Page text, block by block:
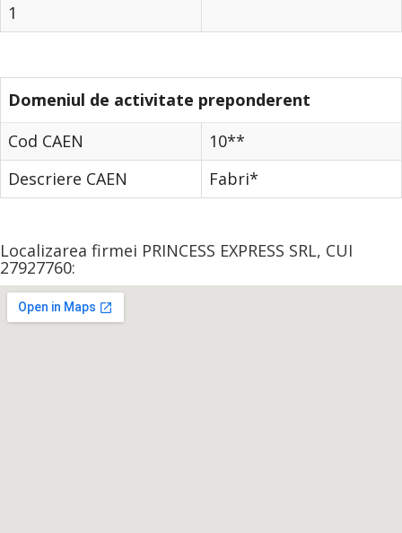
1
Domeniul de activitate preponderent
Cod CAEN
10**
Descriere CAEN
Fabri*
Localizarea firmei PRINCESS EXPRESS SRL, CUI
27927760: